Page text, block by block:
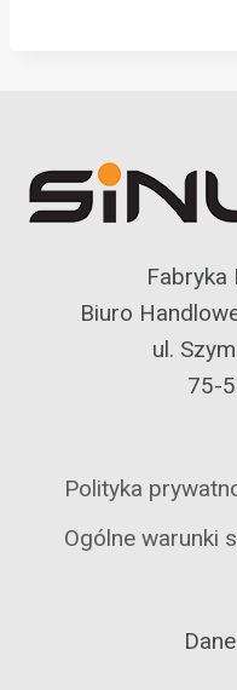
Fabryka
Biuro
ul.
75-
Polityka
Ogólne warunki